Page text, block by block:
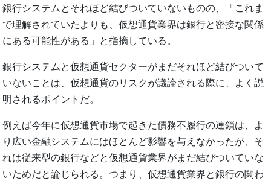
銀行システムとそれほど結びついていないものの、「これま
で理解されていたよりも、仮想通貨業界は銀行と密接な関係
にある可能性がある」と指摘している。
銀行システムと仮想通貨セクターがまだそれほど結びついて
いないことは、仮想通貨のリスクが議論される際に、よく説
明されるポイントだ。
例えば今年に仮想通貨市場で起きた債務不履行の連鎖は、よ
り広い金融システムにはほとんど影響を与えなかったが、そ
れは従来型の銀行などと仮想通貨業界がまだ結びついていな
いためだと論じられる。つまり、仮想通貨業界と銀行の関わ